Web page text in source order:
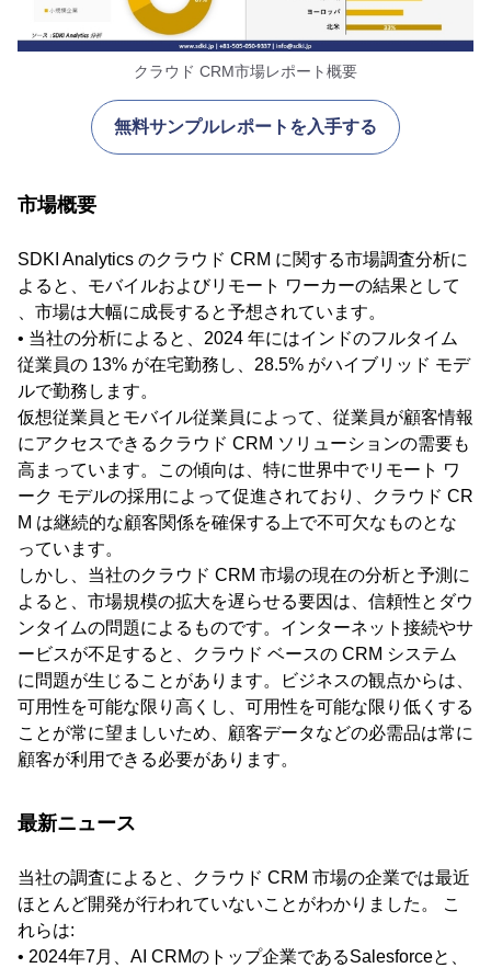
クラウド CRM市場レポート概要
無料サンプルレポートを入手する
市場概要
SDKI Analytics のクラウド CRM に関する市場調査分析に
よると、モバイルおよびリモート ワーカーの結果として
、市場は大幅に成長すると予想されています。
• 当社の分析によると、2024 年にはインドのフルタイム
従業員の 13% が在宅勤務し、28.5% がハイブリッド モデ
ルで勤務します。
仮想従業員とモバイル従業員によって、従業員が顧客情報
にアクセスできるクラウド CRM ソリューションの需要も
高まっています。この傾向は、特に世界中でリモート ワ
ーク モデルの採用によって促進されており、クラウド CR
M は継続的な顧客関係を確保する上で不可欠なものとな
っています。
しかし、当社のクラウド CRM 市場の現在の分析と予測に
よると、市場規模の拡大を遅らせる要因は、信頼性とダウ
ンタイムの問題によるものです。インターネット接続やサ
ービスが不足すると、クラウド ベースの CRM システム
に問題が生じることがあります。ビジネスの観点からは、
可用性を可能な限り高くし、可用性を可能な限り低くする
ことが常に望ましいため、顧客データなどの必需品は常に
顧客が利用できる必要があります。
最新ニュース
当社の調査によると、クラウド CRM 市場の企業では最近
ほとんど開発が行われていないことがわかりました。 こ
れらは:
• 2024年7月、AI CRMのトップ企業であるSalesforceと、